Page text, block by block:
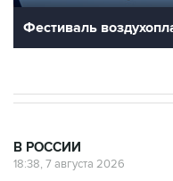
Фестиваль
В РОССИИ
18:38, 7 августа 2026